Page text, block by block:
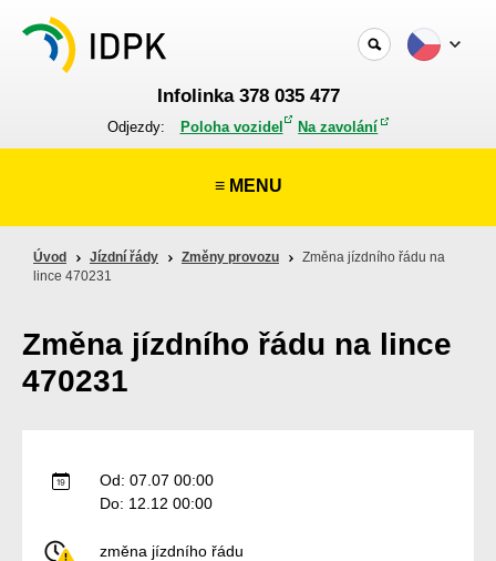
Infolinka 378 035 477
Odjezdy: Poloha vozidel Na zavolání
≡ MENU
Úvod Jízdní řády Změny provozu
Změna jízdního řádu na
lince 470231
Změna jízdního řádu na lince
470231
Od: 07.07 00:00
Do: 12.12 00:00
změna jízdního řádu